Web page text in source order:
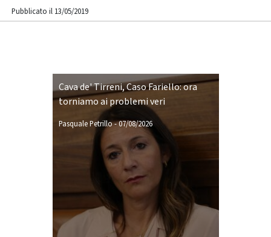
Pubblicato il 13/05/2019
Cava de' Tirreni, Caso Fariello: ora
torniamo ai problemi veri
Pasquale Petrillo-07/08/2026